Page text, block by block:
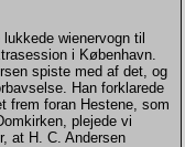
wienervogn til
i København.
spiste med af det, og
Han forklarede
frem foran Hestene, som
plejede vi
at H. C. Andersen